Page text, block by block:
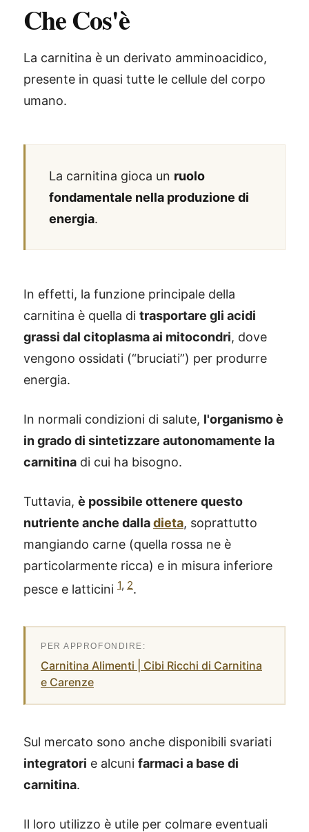
Che Cos'è
La carnitina è un derivato amminoacidico,
presente in quasi tutte le cellule del corpo
umano.
La carnitina gioca un ruolo
fondamentale nella produzione di
energia.
In effetti, la funzione principale della
carnitina è quella di trasportare gli acidi
grassi dal citoplasma ai mitocondri, dove
vengono ossidati (“bruciati”) per produrre
energia.
In normali condizioni di salute, l'organismo è
in grado di sintetizzare autonomamente la
carnitina di cui ha bisogno.
Tuttavia, è possibile ottenere questo
nutriente anche dalladieta, soprattutto
mangiando carne (quella rossa ne è
particolarmente ricca) e in misura inferiore
pesce e latticini 1, 2.
Carnitina Alimenti | Cibi Ricchi di Carnitina
e Carenze
Sul mercato sono anche disponibili svariati
integratori e alcuni farmaci a base di
carnitina.
Il loro utilizzo è utile per colmare eventuali